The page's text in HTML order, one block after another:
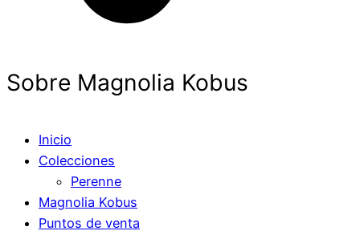
Sobre Magnolia Kobus
Inicio
Colecciones
Perenne
Magnolia Kobus
Puntos de venta